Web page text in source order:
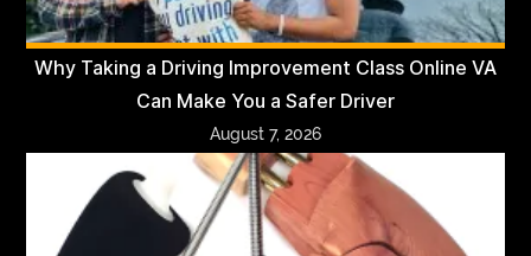
Why Taking a Driving Improvement Class Online VA
Can Make You a Safer Driver
August 7, 2026